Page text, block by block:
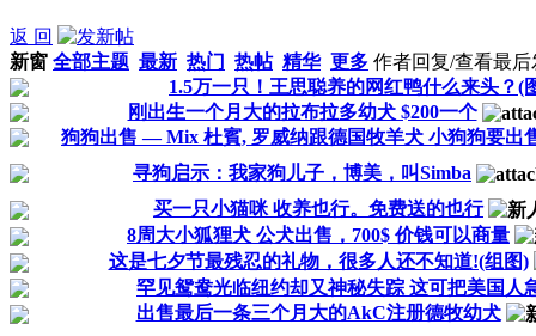
返 回
新窗 全部主题 最新 热门 热帖 精华 更多 作者回复/查看最后
1.5万一只！王思聪养的网红鸭什么来头？(
刚出生一个月大的拉布拉多幼犬 $200一个
狗狗出售 — Mix 杜賓, 罗威纳跟德国牧羊犬 小狗狗要出
寻狗启示：我家狗儿子，博美，叫Simba
买一只小猫咪 收养也行。免费送的也行
8周大小狐狸犬 公犬出售，700$ 价钱可以商量
这是七夕节最残忍的礼物，很多人还不知道!(组图)
罕见鸳鸯光临纽约却又神秘失踪 这可把美国人
出售最后一条三个月大的AkC注册德牧幼犬